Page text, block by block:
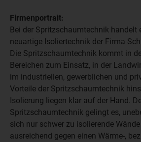
Firmenportrait:
Bei der Spritzschaumtechnik handelt
neuartige Isoliertechnik der Firma
Die Spritzschaumtechnik kommt in
Bereichen zum Einsatz, in der
im industriellen, gewerblichen und
Vorteile der Spritzschaumtechnik
Isolierung liegen klar auf der Hand.
Spritzschaumtechnik gelingt es,
sich nur schwer zu isolierende
ausreichend gegen einen Wärme-,